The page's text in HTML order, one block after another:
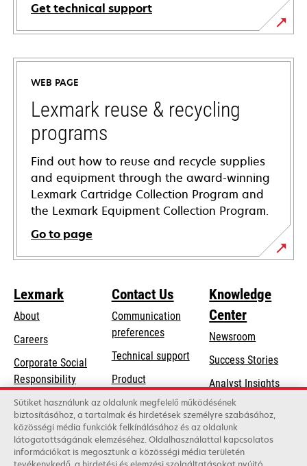
Get technical support
opens
in
new
tab
WEB PAGE
Lexmark reuse & recycling
programs
Find out how to reuse and recycle supplies
and equipment through the award-winning
Lexmark Cartridge Collection Program and
the Lexmark Equipment Collection Program.
Go to page
Lexmark
About
Careers
Corporate Social
Responsibilityopens
a
new
tab
Sustainability
Lexmark Partners
Contact Us
Communication
preferences
Technical supportopens
a
new
tab
Product
registration
Find a dealer
List of wholesalers
Knowledge
Center
Newsroom
Success Stories
Analyst Insights
Sütiket használunk az oldalunk megfelelő működésének
biztosításához, a tartalmak és hirdetések személyre szabásához,
közösségi média funkciók felkínálásához és az oldalunk
látogatottságának elemzéséhez. Oldalhasználattal kapcsolatos
információkat is megosztunk a közösségi média területén